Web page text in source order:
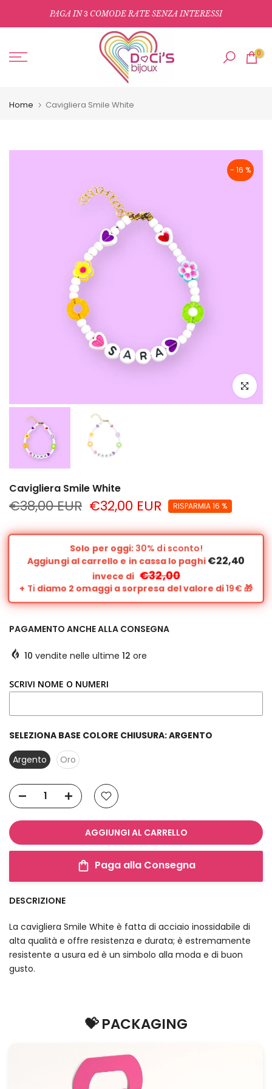
al
PAGA IN3 COMODE RATE SENZA INTERESSI
0
Home Cavigliera Smile White
- 16 %
clicca per
Cavigliera Smile White
€38,00 EUR €32,00 EUR RISPARMIA 16 %
Solo per oggi:30% di sconto!
Aggiungi al carrello e in cassa lo paghi€22,40
invece di €32,00
+ Tidiamo 2 omaggi a sorpresa del valore di19€🎁
PAGAMENTO ANCHE ALLA CONSEGNA
10 vendite nelle ultime 12 ore
SCRIVI NOME O NUMERI
SELEZIONA BASE COLORE CHIUSURA:ARGENTO
Argento
Oro
AGGIUNGI AL CARRELLO
Paga alla Consegna
DESCRIZIONE
La cavigliera Smile White è fatta di acciaio inossidabile di
alta qualità e offre resistenza e durata; è estremamente
resistente a usura ed è un simbolo alla moda e di buon
gusto.
💝 PACKAGING